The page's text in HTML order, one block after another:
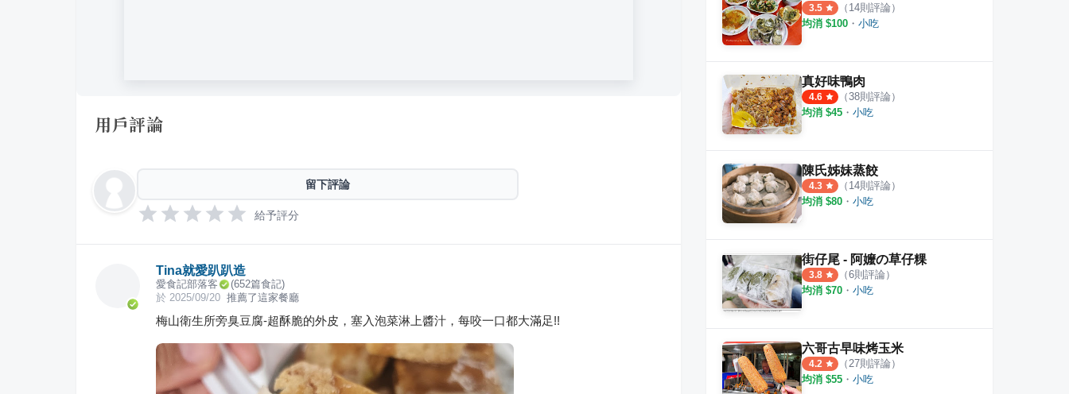
用戶評論
留下評論
給予評分
Tina就愛趴趴造
愛食記部落客 (652篇食記)
於 2025/09/20 推薦了這家餐廳
梅山衛生所旁臭豆腐-超酥脆的外皮，塞入泡菜淋上醬汁，每咬一口都大滿足!!
3.5 （ 14則評論）
均消 $100 ・ 小吃
真好味鴨肉
4.6 （38則評論）
均消 $45 ・ 小吃
陳氏姊妹蒸餃
4.3 （ 14則評論）
均消 $80 ・ 小吃
街仔尾 - 阿嬤の草仔粿
3.8 （6則評論）
均消 $70 ・ 小吃
六哥古早味烤玉米
4.2 （ 27則評論）
均消 $55 ・ 小吃